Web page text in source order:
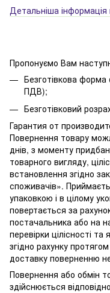
Детальніша
Пропонуємо Вам
Безготівкова
ПДВ);
Безготівковий
Гарантия от
Повернення товару
днів, з моменту
товарного вигляду,
встановлення згідно
споживачів».
упаковкою і в цілому
повертається за
постачальника або на
перевірки цілісності
згідно рахунку
доставку поверненню
Повернення або обмін
здійснюється